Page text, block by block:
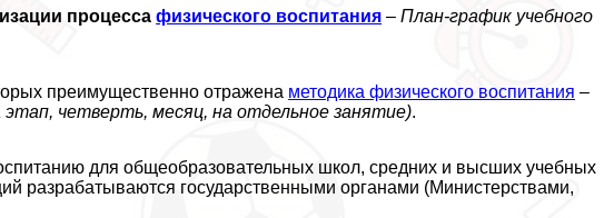
процессафизического воспитания –План-график учебного
преимущественно отражена методика физического воспитания –
четверть, месяц, на отдельное занятие).
для общеобразовательных школ, средних и высших учебных
разpaбатываются государственными органами (Министерствами,